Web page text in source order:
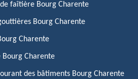
faîtière Bourg Charente
Bourg Charente
Charente
Bourg Charente
des bâtiments Bourg Charente